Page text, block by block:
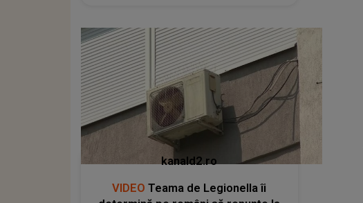
kanald2.ro
VIDEO Teama de Legionella îi